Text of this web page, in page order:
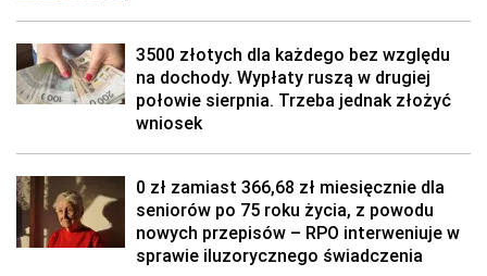
3500 złotych dla każdego bez względu
na dochody. Wypłaty ruszą w drugiej
połowie sierpnia. Trzeba jednak złożyć
wniosek
0 zł zamiast 366,68 zł miesięcznie dla
seniorów po 75 roku życia, z powodu
nowych przepisów – RPO interweniuje w
sprawie iluzorycznego świadczenia